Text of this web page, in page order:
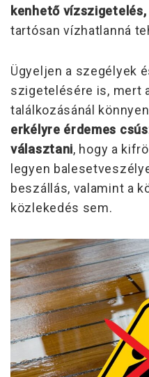
kenhető
tartósan vízhatlanná
Ügyeljen a szegélyek
szigetelésére is, mert
találkozásánál
erkélyre érdemes
választani, hogy a
legyen
beszállás, valamint a
közlekedés sem.